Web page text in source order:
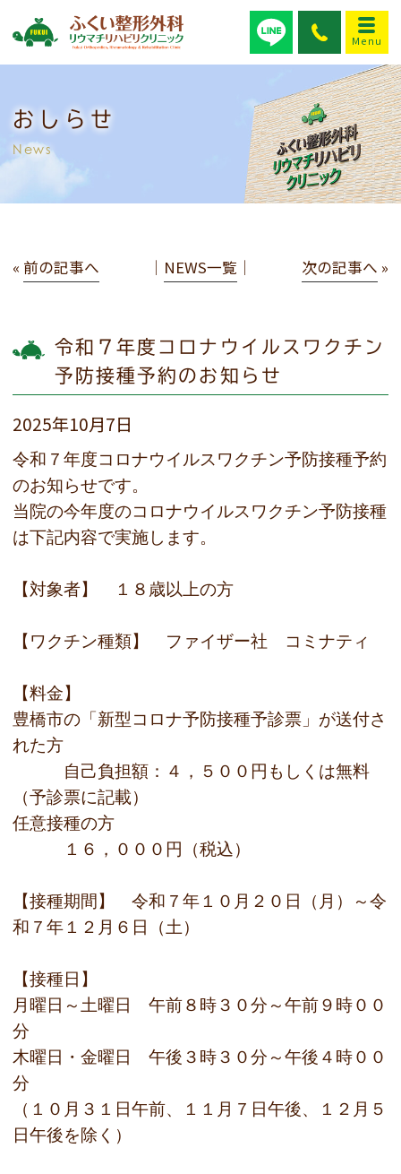
おしらせ
News
« 前の記事へ │ NEWS一覧 │ 次の記事へ »
令和７年度コロナウイルスワクチン
予防接種予約のお知らせ
2025年10月7日
令和７年度コロナウイルスワクチン予防接種予約
のお知らせです。
当院の今年度のコロナウイルスワクチン予防接種
は下記内容で実施します。
【対象者】 １８歳以上の方
【ワクチン種類】 ファイザー社 コミナティ
【料金】
豊橋市の「新型コロナ予防接種予診票」が送付さ
れた方
自己負担額：４，５００円もしくは無料
（予診票に記載）
任意接種の方
１６，０００円（税込）
【接種期間】 令和７年１０月２０日（月）～令
和７年１２月６日（土）
【接種日】
月曜日～土曜日 午前８時３０分～午前９時００
分
木曜日・金曜日 午後３時３０分～午後４時００
分
（１０月３１日午前、１１月７日午後、１２月５
日午後を除く）